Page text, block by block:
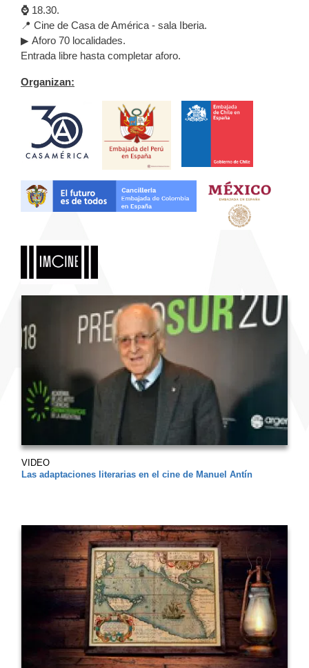
⌚ 18.30.
📍 Cine de Casa de América - sala Iberia.
▶ Aforo 70 localidades.
Entrada libre hasta completar aforo.
Organizan:
VIDEO
Las adaptaciones literarias en el cine de Manuel Antín